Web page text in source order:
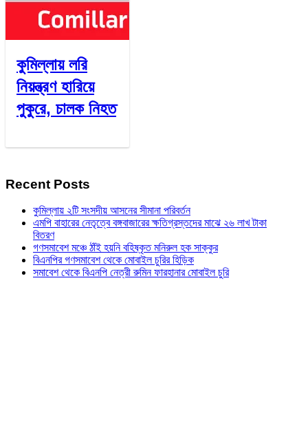
কুমিল্লায় লরি
নিয়ন্ত্রণ হারিয়ে
পুকুরে, চালক নিহত
Recent Posts
কুমিল্লায় ২টি সংসদীয় আসনের সীমানা পরিবর্তন
এমপি বাহারের নেতৃত্বে বঙ্গবাজারের ক্ষতিগ্রস্তদের মাঝে ২৬ লাখ টাকা
বিতরণ
গণসমাবেশ মঞ্চে ঠাঁই হয়নি বহিষ্কৃত মনিরুল হক সাক্কুর
বিএনপির গণসমাবেশ থেকে মোবাইল চুরির হিড়িক
সমাবেশ থেকে বিএনপি নেত্রী রুমিন ফারহানার মোবাইল চুরি